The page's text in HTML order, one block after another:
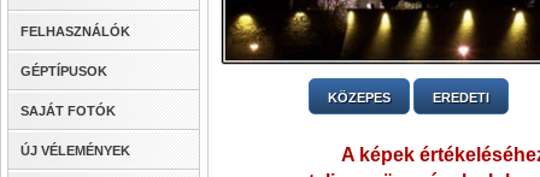
FELHASZNÁLÓK
GÉPTÍPUSOK
SAJÁT FOTÓK
ÚJ VÉLEMÉNYEK
KÖZEPES EREDETI
A képek